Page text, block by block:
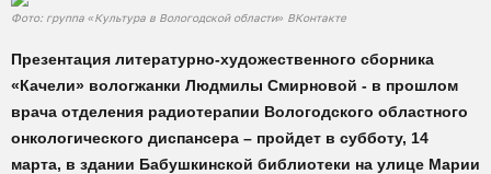
Фото: группа «Культура в Вологодской области» ВКонтакте
Презентация литературно-художественного сборника
«Качели» вологжанки Людмилы Смирновой - в прошлом
врача отделения радиотерапии Вологодского областного
онкологического диспансера – пройдет в субботу, 14
марта, в здании Бабушкинской библиотеки на улице Марии